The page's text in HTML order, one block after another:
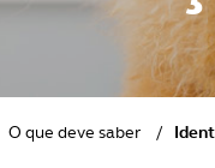
O que deve saber /